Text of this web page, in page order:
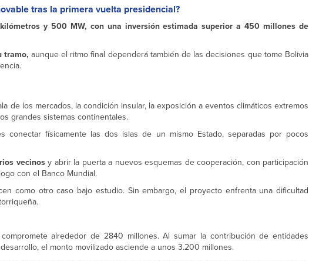
tras la primera vuelta presidencial?
y 500 MW, con una inversión estimada superior a 450 millones de
tramo, aunque el ritmo final dependerá también de las decisiones que tome Bolivia
de los mercados, la condición insular, la exposición a eventos climáticos extremos
grandes sistemas continentales.
conectar físicamente las dos islas de un mismo Estado, separadas por pocos
vecinosy abrir la puerta a nuevos esquemas de cooperación, con participación
con el Banco Mundial.
como otro caso bajo estudio. Sin embargo, el proyecto enfrenta una dificultad
alrededor de 2840 millones. Al sumar la contribución de entidades
el monto movilizado asciende a unos 3.200 millones.